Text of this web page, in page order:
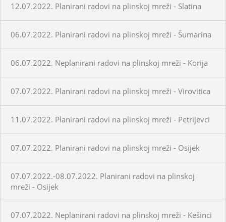
12.07.2022. Planirani radovi na plinskoj mreži - Slatina
06.07.2022. Planirani radovi na plinskoj mreži - Šumarina
06.07.2022. Neplanirani radovi na plinskoj mreži - Korija
07.07.2022. Planirani radovi na plinskoj mreži - Virovitica
11.07.2022. Planirani radovi na plinskoj mreži - Petrijevci
07.07.2022. Planirani radovi na plinskoj mreži - Osijek
07.07.2022.-08.07.2022. Planirani radovi na plinskoj
mreži - Osijek
07.07.2022. Neplanirani radovi na plinskoj mreži - Kešinci